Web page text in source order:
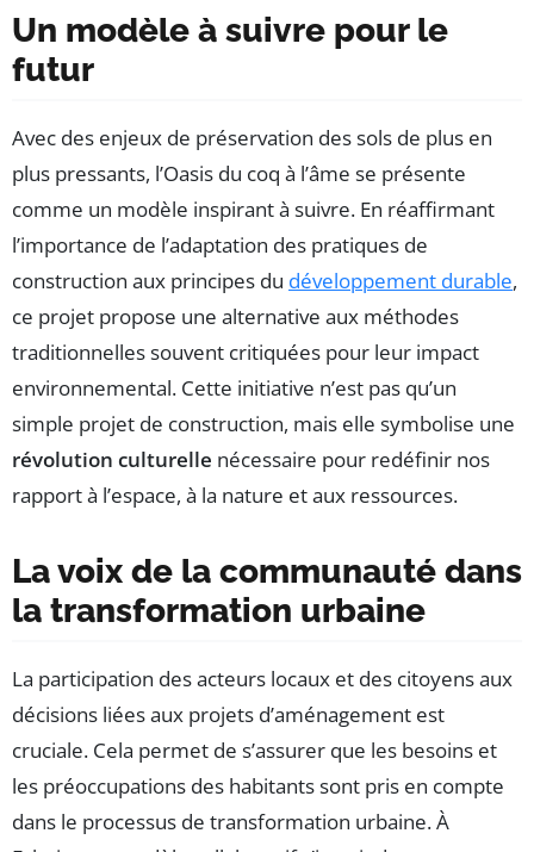
Un modèle à suivre pour le
futur
Avec des enjeux de préservation des sols de plus en
plus pressants, l’Oasis du coq à l’âme se présente
comme un modèle inspirant à suivre. En réaffirmant
l’importance de l’adaptation des pratiques de
construction aux principes du développement durable,
ce projet propose une alternative aux méthodes
traditionnelles souvent critiquées pour leur impact
environnemental. Cette initiative n’est pas qu’un
simple projet de construction, mais elle symbolise une
révolution culturelle nécessaire pour redéfinir nos
rapport à l’espace, à la nature et aux ressources.
La voix de la communauté dans
la transformation urbaine
La participation des acteurs locaux et des citoyens aux
décisions liées aux projets d’aménagement est
cruciale. Cela permet de s’assurer que les besoins et
les préoccupations des habitants sont pris en compte
dans le processus de transformation urbaine. À